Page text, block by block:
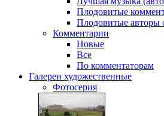
Плодовитые
Плодовитые авторы
Комментарии
Новые
Все
По комментаторам
Галереи художественные
Фотосерия